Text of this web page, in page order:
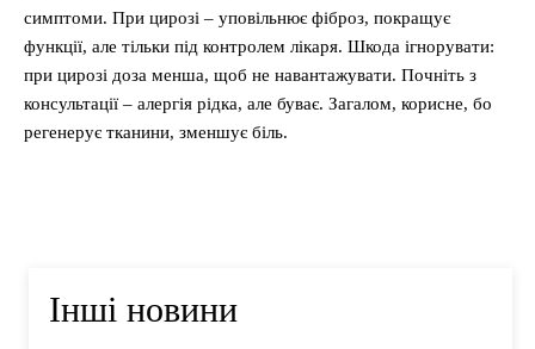
симптоми. При цирозі – уповільнює фіброз, покращує
функції, але тільки під контролем лікаря. Шкода ігнорувати:
при цирозі доза менша, щоб не навантажувати. Почніть з
консультації – алергія рідка, але буває. Загалом, корисне, бо
регенерує тканини, зменшує біль.
Інші новини